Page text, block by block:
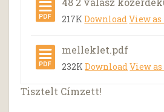
217KDownloadView
melleklet.pdf
232KDownloadView
Tisztelt Címzett!